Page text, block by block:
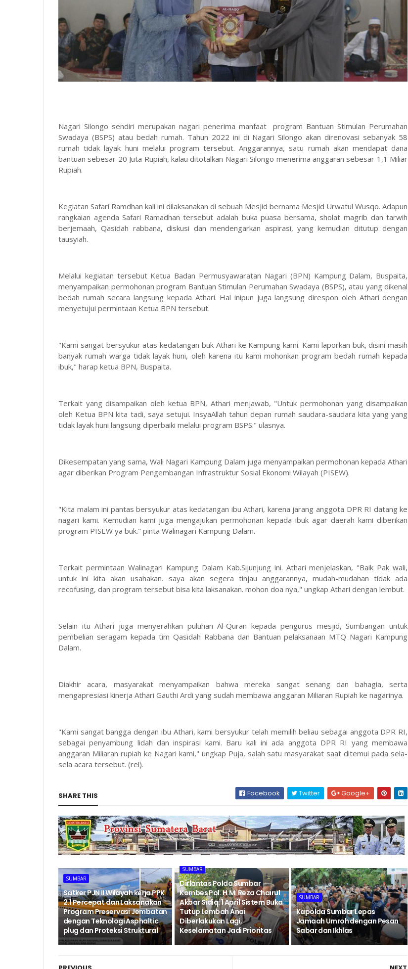
Nagari Silongo sendiri merupakan nagari penerima manfaat program Bantuan Stimulan Perumahan
Swadaya (BSPS) atau bedah rumah. Tahun 2022 ini di Nagari Silongo akan direnovasi sebanyak 58
rumah tidak layak huni melalui program tersebut. Anggarannya, satu rumah akan mendapat dana
bantuan sebesar 20 Juta Rupiah, kalau ditotalkan Nagari Silongo menerima anggaran sebesar 1,1 Miliar
Rupiah.
Kegiatan Safari Ramdhan kali ini dilaksanakan di sebuah Mesjid bernama Mesjid Urwatul Wusqo. Adapun
rangkaian agenda Safari Ramadhan tersebut adalah buka puasa bersama, sholat magrib dan tarwih
berjemaah, Qasidah rabbana, diskusi dan mendengarkan aspirasi, yang kemudian ditutup dengan
tausyiah.
Melalui kegiatan tersebut Ketua Badan Permusyawaratan Nagari (BPN) Kampung Dalam, Buspaita,
menyampaikan permohonan program Bantuan Stimulan Perumahan Swadaya (BSPS), atau yang dikenal
bedah rumah secara langsung kepada Athari. Hal inipun juga langsung direspon oleh Athari dengan
menyetujui permintaan Ketua BPN tersebut.
"Kami sangat bersyukur atas kedatangan buk Athari ke Kampung kami. Kami laporkan buk, disini masih
banyak rumah warga tidak layak huni, oleh karena itu kami mohonkan program bedah rumah kepada
ibuk," harap ketua BPN, Buspaita.
Terkait yang disampaikan oleh ketua BPN, Athari menjawab, "Untuk permohonan yang disampaikan
oleh Ketua BPN kita tadi, saya setujui. InsyaAllah tahun depan rumah saudara-saudara kita yang yang
tidak layak huni langsung diperbaiki melalui program BSPS." ulasnya.
Dikesempatan yang sama, Wali Nagari Kampung Dalam juga menyampaikan permohonan kepada Athari
agar diberikan Program Pengembangan Infrastruktur Sosial Ekonomi Wilayah (PISEW).
"Kita malam ini pantas bersyukur atas kedatangan ibu Athari, karena jarang anggota DPR RI datang ke
nagari kami. Kemudian kami juga mengajukan permohonan kepada ibuk agar daerah kami diberikan
program PISEW ya buk." pinta Walinagari Kampung Dalam.
Terkait permintaan Walinagari Kampung Dalam Kab.Sijunjung ini. Athari menjelaskan, "Baik Pak wali,
untuk ini kita akan usahakan. saya akan segera tinjau anggarannya, mudah-mudahan tidak ada
recofusing, dan program tersebut bisa kita laksanakan. mohon doa nya," ungkap Athari dengan lembut.
Selain itu Athari juga menyerahkan puluhan Al-Quran kepada pengurus mesjid, Sumbangan untuk
pembelian seragam kepada tim Qasidah Rabbana dan Bantuan pelaksanaan MTQ Nagari Kampung
Dalam.
Diakhir acara, masyarakat menyampaikan bahwa mereka sangat senang dan bahagia, serta
mengapresiasi kinerja Athari Gauthi Ardi yang sudah membawa anggaran Miliaran Rupiah ke nagarinya.
"Kami sangat bangga dengan ibu Athari, kami bersyukur telah memilih beliau sebagai anggota DPR RI,
sebagai penyambung lidah dan inspirasi kami. Baru kali ini ada anggota DPR RI yang membawa
anggaran Miliaran rupiah ke Nagari kami," ungkap Puja, salah satu masyarakat saat ditemui pada sela-
sela acara tersebut. (rel).
SHARE THIS Facebook Twitter Google+
SUMBAR
‎Satker PJN II Wilayah kerja PPK
2.1 Percepat dan Laksanakan
Program Preservasi Jembatan
dengan Teknologi Asphaltic
plug dan Proteksi Struktural ‎
SUMBAR
Dirlantas Polda Sumbar
Kombes Pol. H.M. Reza Chairul
Akbar Sidiq: 1 April Sistem Buka
Tutup Lembah Anai
Diberlakukan Lagi,
Keselamatan Jadi Prioritas
SUMBAR
Kapolda Sumbar Lepas
Jamaah Umroh dengan Pesan
Sabar dan Ikhlas